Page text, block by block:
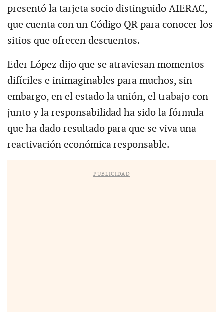
presentó la tarjeta socio distinguido AIERAC,
que cuenta con un Código QR para conocer los
sitios que ofrecen descuentos.
Eder López dijo que se atraviesan momentos
difíciles e inimaginables para muchos, sin
embargo, en el estado la unión, el trabajo con
junto y la responsabilidad ha sido la fórmula
que ha dado resultado para que se viva una
reactivación económica responsable.
PUBLICIDAD